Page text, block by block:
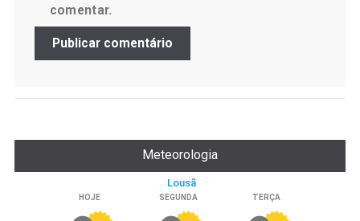
comentar.
Meteorologia